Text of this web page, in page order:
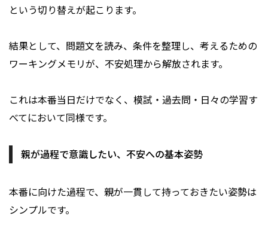
という切り替えが起こります。
結果として、問題文を読み、条件を整理し、考えるための
ワーキングメモリが、不安処理から解放されます。
これは本番当日だけでなく、模試・過去問・日々の学習す
べてにおいて同様です。
親が過程で意識したい、不安への基本姿勢
本番に向けた過程で、親が一貫して持っておきたい姿勢は
シンプルです。